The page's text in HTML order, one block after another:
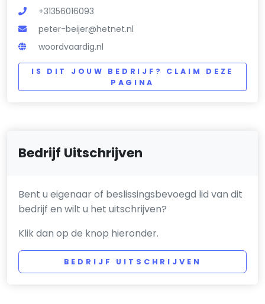
+31356016093
peter-beijer@hetnet.nl
woordvaardig.nl
IS DIT JOUW BEDRIJF? CLAIM DEZE
PAGINA
Bedrijf Uitschrijven
Bent u eigenaar of beslissingsbevoegd lid van dit
bedrijf en wilt u het uitschrijven?
Klik dan op de knop hieronder.
BEDRIJF UITSCHRIJVEN